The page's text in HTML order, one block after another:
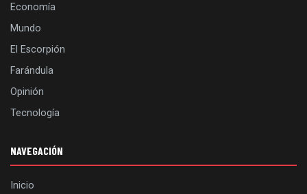
Economía
Mundo
El Escorpión
Farándula
Opinión
Tecnología
NAVEGACIÓN
Inicio